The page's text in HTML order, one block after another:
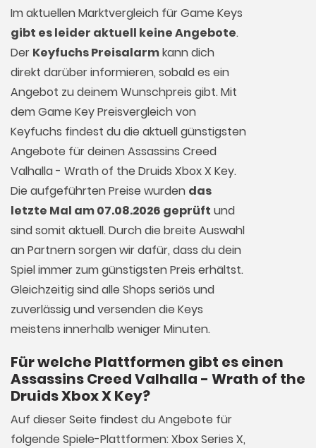
Im aktuellen Marktvergleich fürGame Keys
gibt es leider aktuell keine Angebote.
Der Keyfuchs Preisalarmkann dich
direkt darüber informieren, sobald es ein
Angebot zu deinem Wunschpreis gibt. Mit
dem Game Key Preisvergleich von
Keyfuchs findest du die aktuell günstigsten
Angebote für deinen Assassins Creed
Valhalla - Wrath of the Druids Xbox X Key.
Die aufgeführten Preise wurden das
letzte Mal am 07.08.2026 geprüft und
sind somit aktuell. Durch die breite Auswahl
an Partnern sorgen wir dafür, dass du dein
Spiel immer zum günstigsten Preis erhältst.
Gleichzeitig sind alle Shops seriös und
zuverlässig und versenden die Keys
meistens innerhalb weniger Minuten.
Für welche Plattformen gibt es einen
Assassins Creed Valhalla - Wrath of the
Druids Xbox X Key?
Auf dieser Seite findest du Angebote für
folgende Spiele-Plattformen: Xbox Series X,